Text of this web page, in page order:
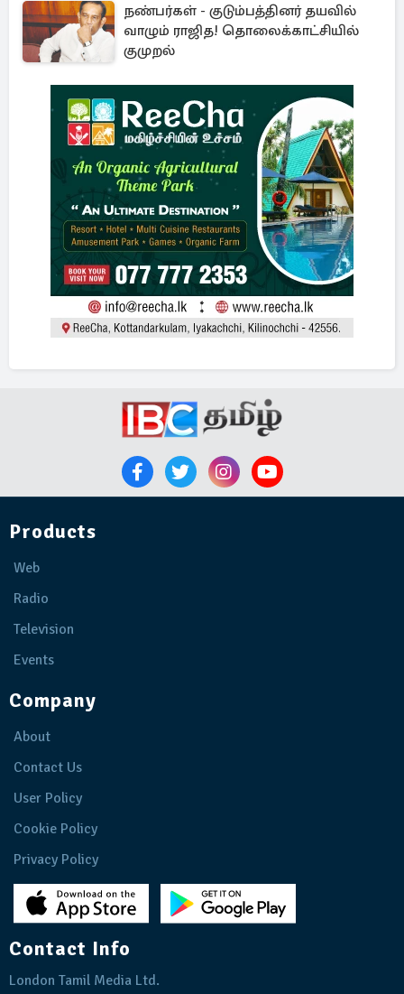
நண்பர்கள் - குடும்பத்தினர் தயவில்
வாழும் ராஜித! தொலைக்காட்சியில்
குமுறல்
Products
Web
Radio
Television
Events
Company
About
Contact Us
User Policy
Cookie Policy
Privacy Policy
Contact Info
London Tamil Media Ltd.